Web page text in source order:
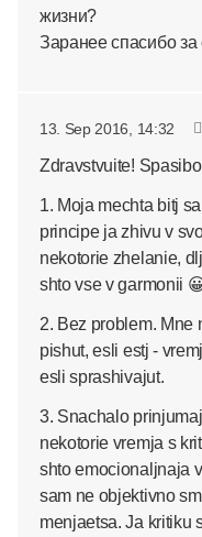
жизни?
Заранее спасибо за
13. Sep 2016, 14:32
Zdravstvuite!
1. Moja mechta bitj
principe ja zhivu v
nekotorie zhelanie,
shto vse v garmonii
2. Bez problem. Mne
pishut, esli estj -
esli sprashivajut.
3. Snachalo
nekotorie vremja s
shto emocionaljnaja
sam ne objektivno
menjaetsa. Ja kritiku